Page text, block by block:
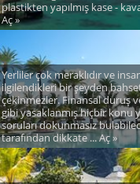
plastikten yapılmış kase -
Aç »
Yerliler çok meraklıdır ve
ilgilendikleri bir şeyden
çekinmezler. Finansal duruş
gibi yasaklanmış hiçbir konu
soruları dokunmasız
tarafından dikkate ... Aç »